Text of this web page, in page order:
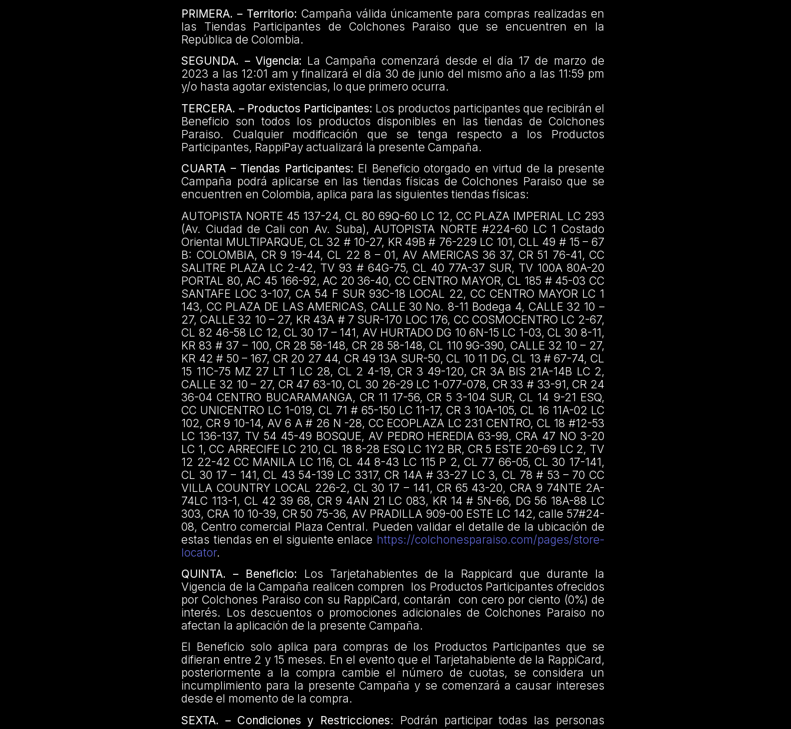
PRIMERA. – Territorio: Campaña válida únicamente para compras realizadas en
las Tiendas Participantes de Colchones Paraiso que se encuentren en la
República de Colombia.
SEGUNDA. – Vigencia: La Campaña comenzará desde el día 17 de marzo de
2023 a las 12:01 am y finalizará el día 30 de junio del mismo año a las 11:59 pm
y/o hasta agotar existencias, lo que primero ocurra.
TERCERA. – Productos Participantes: Los productos participantes que recibirán el
Beneficio son todos los productos disponibles en las tiendas de Colchones
Paraiso. Cualquier modificación que se tenga respecto a los Productos
Participantes, RappiPay actualizará la presente Campaña.
CUARTA – Tiendas Participantes: El Beneficio otorgado en virtud de la presente
Campaña podrá aplicarse en las tiendas físicas de Colchones Paraiso que se
encuentren en Colombia, aplica para las siguientes tiendas físicas:
AUTOPISTA NORTE 45 137-24, CL 80 69Q-60 LC 12, CC PLAZA IMPERIAL LC 293
(Av. Ciudad de Cali con Av. Suba), AUTOPISTA NORTE #224-60 LC 1 Costado
Oriental MULTIPARQUE, CL 32 # 10-27, KR 49B # 76-229 LC 101, CLL 49 # 15 – 67
B: COLOMBIA, CR 9 19-44, CL 22 8 – 01, AV AMERICAS 36 37, CR 51 76-41, CC
SALITRE PLAZA LC 2-42, TV 93 # 64G-75, CL 40 77A-37 SUR, TV 100A 80A-20
PORTAL 80, AC 45 166-92, AC 20 36-40, CC CENTRO MAYOR, CL 185 # 45-03 CC
SANTAFE LOC 3-107, CA 54 F SUR 93C-18 LOCAL 22, CC CENTRO MAYOR LC 1
143, CC PLAZA DE LAS AMERICAS, CALLE 30 No. 8-11 Bodega 4, CALLE 32 10 –
27, CALLE 32 10 – 27, KR 43A # 7 SUR-170 LOC 176, CC COSMOCENTRO LC 2-67,
CL 82 46-58 LC 12, CL 30 17 – 141, AV HURTADO DG 10 6N-15 LC 1-03, CL 30 8-11,
KR 83 # 37 – 100, CR 28 58-148, CR 28 58-148, CL 110 9G-390, CALLE 32 10 – 27,
KR 42 # 50 – 167, CR 20 27 44, CR 49 13A SUR-50, CL 10 11 DG, CL 13 # 67-74, CL
15 11C-75 MZ 27 LT 1 LC 28, CL 2 4-19, CR 3 49-120, CR 3A BIS 21A-14B LC 2,
CALLE 32 10 – 27, CR 47 63-10, CL 30 26-29 LC 1-077-078, CR 33 # 33-91, CR 24
36-04 CENTRO BUCARAMANGA, CR 11 17-56, CR 5 3-104 SUR, CL 14 9-21 ESQ,
CC UNICENTRO LC 1-019, CL 71 # 65-150 LC 11-17, CR 3 10A-105, CL 16 11A-02 LC
102, CR 9 10-14, AV 6 A # 26 N -28, CC ECOPLAZA LC 231 CENTRO, CL 18 #12-53
LC 136-137, TV 54 45-49 BOSQUE, AV PEDRO HEREDIA 63-99, CRA 47 NO 3-20
LC 1, CC ARRECIFE LC 210, CL 18 8-28 ESQ LC 1Y2 BR, CR 5 ESTE 20-69 LC 2, TV
12 22-42 CC MANILA LC 116, CL 44 8-43 LC 115 P 2, CL 77 66-05, CL 30 17-141,
CL 30 17 – 141, CL 43 54-139 LC 3317, CR 14A # 33-27 LC 3, CL 78 # 53 – 70 CC
VILLA COUNTRY LOCAL 226-2, CL 30 17 – 141, CR 65 43-20, CRA 9 74NTE 2A-
74LC 113-1, CL 42 39 68, CR 9 4AN 21 LC 083, KR 14 # 5N-66, DG 56 18A-88 LC
303, CRA 10 10-39, CR 50 75-36, AV PRADILLA 909-00 ESTE LC 142, calle 57#24-
08, Centro comercial Plaza Central. Pueden validar el detalle de la ubicación de
estas tiendas en el siguiente enlace https://colchonesparaiso.com/pages/store-
locator.
QUINTA. – Beneficio: Los Tarjetahabientes de la Rappicard que durante la
Vigencia de la Campaña realicen compren los Productos Participantes ofrecidos
por Colchones Paraiso con su RappiCard, contarán con cero por ciento (0%) de
interés. Los descuentos o promociones adicionales de Colchones Paraiso no
afectan la aplicación de la presente Campaña.
El Beneficio solo aplica para compras de los Productos Participantes que se
difieran entre 2 y 15 meses. En el evento que el Tarjetahabiente de la RappiCard,
posteriormente a la compra cambie el número de cuotas, se considera un
incumplimiento para la presente Campaña y se comenzará a causar intereses
desde el momento de la compra.
SEXTA. – Condiciones y Restricciones: Podrán participar todas las personas